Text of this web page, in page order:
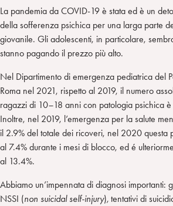
La pandemia da COVID-19 è stata ed è un
della sofferenza psichica per una larga parte
giovanile. Gli adolescenti, in particolare,
stanno pagando il prezzo più alto.
Nel Dipartimento di emergenza pediatrica del
Roma nel 2021, rispetto al 2019, il numero
ragazzi di 10–18 anni con patologia psichica
Inoltre, nel 2019, l’emergenza per la salute
il 2.9% del totale dei ricoveri, nel 2020 questa
al 7.4% durante i mesi di blocco, ed é
al 13.4%.
Abbiamo un’impennata di diagnosi importanti:
NSSI (non suicidal self-injury), tentativi di